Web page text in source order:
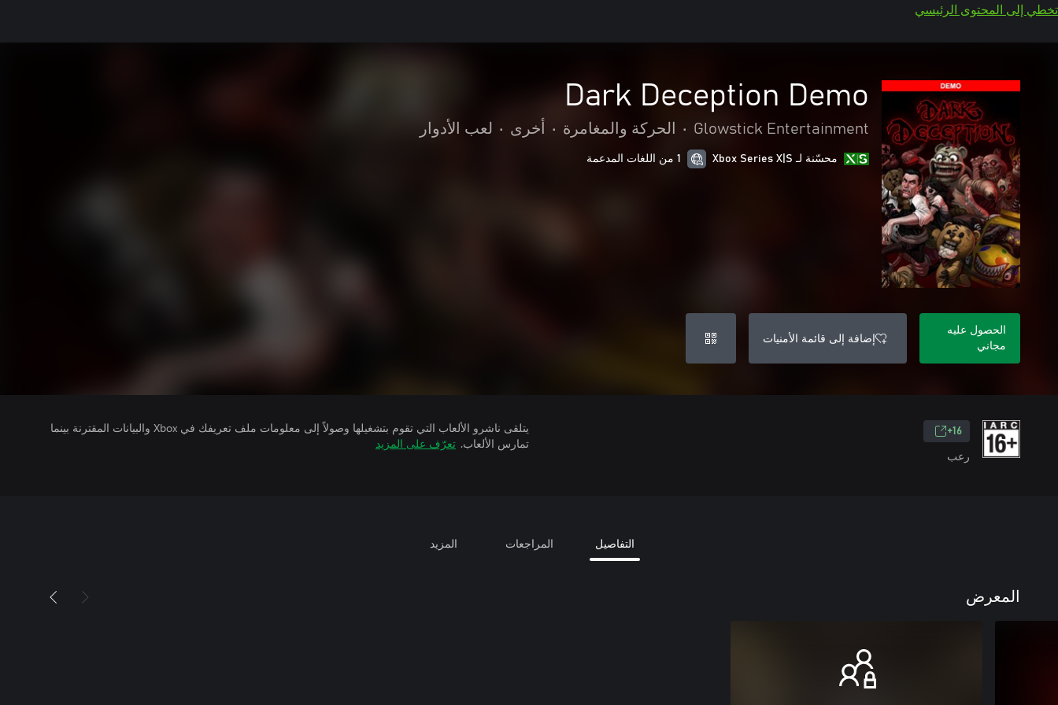
تخطي إلى المحتوى الرئيسي
Dark Deception Demo
Glowstick Entertainment
• الحركة والمغامرة • أخرى • لعب الأدوار
محسّنة لـ Xbox Series X|S 1 من اللغات المدعمة
الحصول عليه
مجاني
إضافة إلى قائمة الأمنيات
16+
رعب
يتلقى ناشرو الألعاب التي تقوم بتشغيلها وصولاً إلى معلومات ملف تعريفك في Xbox والبيانات المقترنة بينما
تمارس الألعاب. تعرّف على المزيد
التفاصيل المراجعات المزيد
المعرض